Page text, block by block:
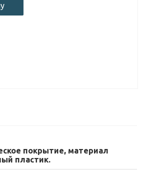
покрытие, материал
пластик.